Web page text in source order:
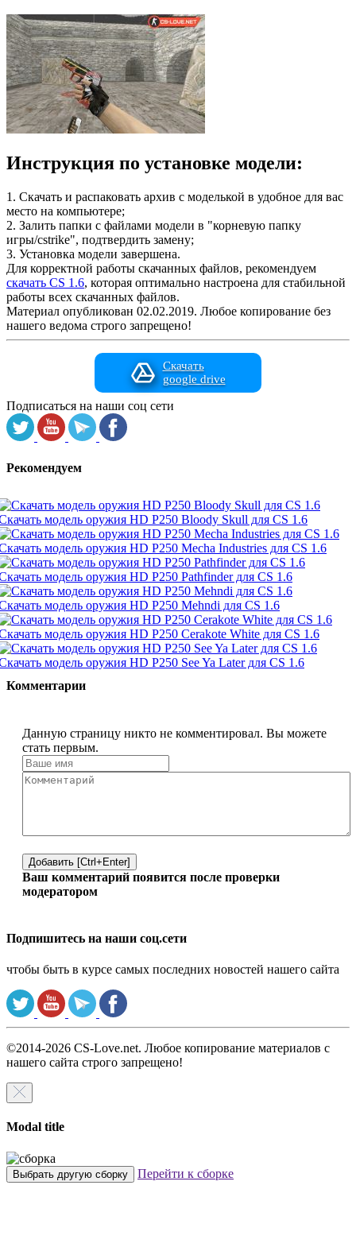
Инструкция по установке модели:
1. Скачать и распаковать архив с моделькой в удобное для вас
место на компьютере;
2. Залить папки с файлами модели в "корневую папку
игры/cstrike", подтвердить замену;
3. Установка модели завершена.
Для корректной работы скачанных файлов, рекомендуем
скачать CS 1.6, которая оптимально настроена для стабильной
работы всех скачанных файлов.
Материал опубликован 02.02.2019. Любое копирование без
нашего ведома строго запрещено!
Скачать
google drive
Подписаться на наши соц сети
Рекомендуем
модель оружия HD P250 Bloody Skull для CS 1.6
модель оружия HD P250 Mecha Industries для CS 1.6
модель оружия HD P250 Pathfinder для CS 1.6
модель оружия HD P250 Mehndi для CS 1.6
модель оружия HD P250 Cerakote White для CS 1.6
модель оружия HD P250 See Ya Later для CS 1.6
Комментарии
Данную страницу никто не комментировал. Вы можете
стать первым.
Добавить [Ctrl+Enter]
Ваш комментарий появится после проверки
модератором
Подпишитесь на наши соц.сети
чтобы быть в курсе самых последних новостей нашего сайта
©2014-2026 CS-Love.net. Любое копирование материалов с
нашего сайта строго запрещено!
Modal title
Выбрать другую сборку Перейти к сборке